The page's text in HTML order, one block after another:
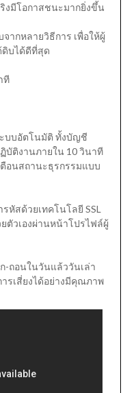
ริงมีโอกาสชนะมากยิ่งขึ้น
ากหลายวิธีการ เพื่อให้ผู้
ดิบได้ดีที่สุด
ที
ะบบอัตโนมัติ ทั้งบัญชี
บัติงานภายใน 10 วินาที
อนสถานะธุรกรรมแบบ
หัสด้วยเทคโนโลยี SSL
ตัวเองผ่านหน้าโปรไฟล์ผู้
-ถอนในวันแล้ววันเล่า
รเสี่ยงได้อย่างมีคุณภาพ